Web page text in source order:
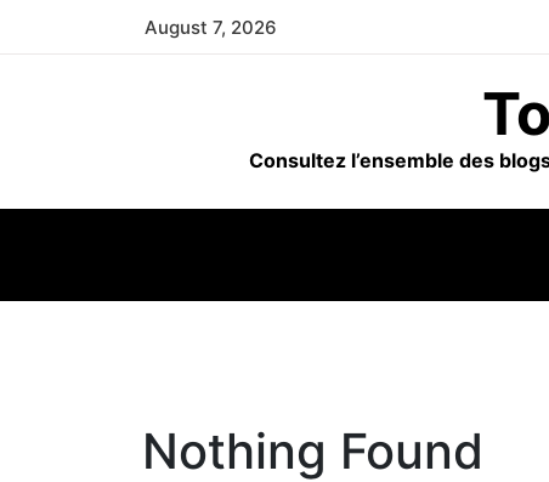
August 7, 2026
Consultez l’ensemble des
Nothing Found